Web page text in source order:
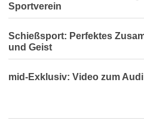
Sportverein
Schießsport: Perfektes
und Geist
mid-Exklusiv: Video zum